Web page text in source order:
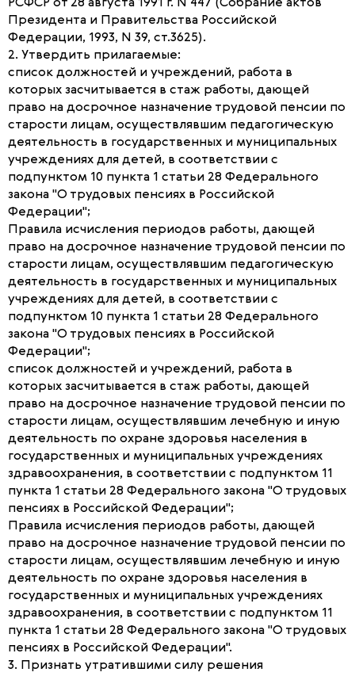
РСФСР от 28 августа 1991 г. N 447 (Собрание актов
Президента и Правительства Российской
Федерации, 1993, N 39, ст.3625).
2. Утвердить прилагаемые:
список должностей и учреждений, работа в
которых засчитывается в стаж работы, дающей
право на досрочное назначение трудовой пенсии по
старости лицам, осуществлявшим педагогическую
деятельность в государственных и муниципальных
учреждениях для детей, в соответствии с
подпунктом 10 пункта 1 статьи 28 Федерального
закона "О трудовых пенсиях в Российской
Федерации";
Правила исчисления периодов работы, дающей
право на досрочное назначение трудовой пенсии по
старости лицам, осуществлявшим педагогическую
деятельность в государственных и муниципальных
учреждениях для детей, в соответствии с
подпунктом 10 пункта 1 статьи 28 Федерального
закона "О трудовых пенсиях в Российской
Федерации";
список должностей и учреждений, работа в
которых засчитывается в стаж работы, дающей
право на досрочное назначение трудовой пенсии по
старости лицам, осуществлявшим лечебную и иную
деятельность по охране здоровья населения в
государственных и муниципальных учреждениях
здравоохранения, в соответствии с подпунктом 11
пункта 1 статьи 28 Федерального закона "О трудовых
пенсиях в Российской Федерации";
Правила исчисления периодов работы, дающей
право на досрочное назначение трудовой пенсии по
старости лицам, осуществлявшим лечебную и иную
деятельность по охране здоровья населения в
государственных и муниципальных учреждениях
здравоохранения, в соответствии с подпунктом 11
пункта 1 статьи 28 Федерального закона "О трудовых
пенсиях в Российской Федерации".
3. Признать утратившими силу решения